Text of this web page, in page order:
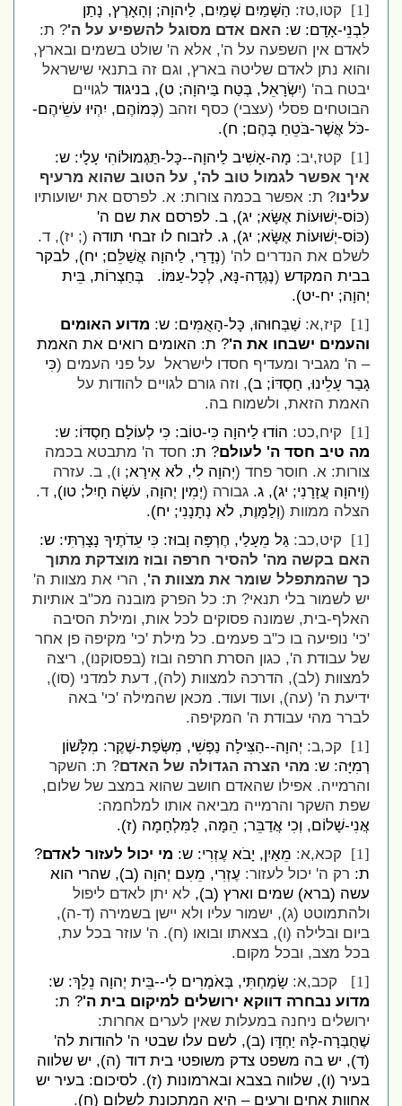
[1] קטו,טז:הַשָּׁמַיִם שָׁמַיִם, לַיהוָה; וְהָאָרֶץ, נָתַן
לִבְנֵי-אָדָם: ש:האם אדם מסוגל להשפיע על ה' ? ת:
לאדם אין השפעה על ה', אלא ה' שולט בשמים ובארץ,
והוא נתן לאדם שליטה בארץ, וגם זה בתנאי שישראל
יבטח בה' (יִשְׂרָאֵל, בְּטַח בַּיהוָה; ט), בניגודלגויים
הבוטחים פסלי (עצבי) כסף וזהב (כְּמוֹהֶם, יִהְיוּ עֹשֵׂיהֶם-
-כֹּל אֲשֶׁר-בֹּטֵחַ בָּהֶם; ח).
[1] קטז,יב:מָה-אָשִׁיב לַיהוָה--כָּל-תַּגְמוּלוֹהִי עָלָי: ש:
איך אפשר לגמול טוב לה', על הטוב שהוא מרעיף
עלינו? ת: אפשר בכמה צורות: א. לפרסם את ישועותיו
כּוֹס-יְשׁוּעוֹת אֶשָּׂא; יג), ב. לפרסם את שם ה'
(כּוֹס-יְשׁוּעוֹת אֶשָּׂא; יג), ג. לזבוח לו זבחי תודה(; יז), ד.
לשלם את הנדרים לה' (נְדָרַי, לַיהוָה אֲשַׁלֵּם; יח), לבקר
בבית המקדש(נֶגְדָה-נָּא, לְכָל-עַמּוֹ.
בְּחַצְרוֹת, בֵּית
יְהוָה; יח-יט).
[1] קיז,א:שַׁבְּחוּהוּ, כָּל-הָאֻמִּים: ש:מדוע האומים
והעמים ישבחו את ה' ? ת: האומים רואים את האמת
– ה' מגביר ומעדיף חסדו לישראל על פני העמים (כִּי
גָבַר עָלֵינוּ, חַסְדּוֹ; ב), וזה גורם לגויים להודות על
האמת הזאת, ולשמוח בה.
[1] קיח,כט:הוֹדוּ לַיהוָה כִּי-טוֹב: כִּי לְעוֹלָם חַסְדּוֹ: ש:
מה טיב חסד ה' לעולם? ת:חסד ה' מתבטא בכמה
צורות: א. חוסר פחד (יְהוָה לִי, לֹא אִירָא;ו), ב. עזרה
וַיהוָה עֲזָרָנִי; יג), ג.גבורה (יְמִין יְהוָה, עֹשָׂה חָיִל; טו),ד.
הצלה ממוות (וְלַמָּוֶת, לֹא נְתָנָנִי; יח).
[1] קיט,כב:גַּל מֵעָלַי, חֶרְפָּה וָבוּז: כִּי עֵדֹתֶיךָ נָצָרְתִּי: ש:
האם בקשה מה' להסיר חרפה ובוז מוצדקת מתוך
כך שהמתפלל שומר את מצוות ה' , הרי את מצוות ה'
יש לשמור בלי תנאי? ת: כל הפרק מובנה מכ"ב אותיות
האלף-בית, שמונה פסוקים לכל אות, ומילת הסיבה
'כי' נופיעה בו כ"ב פעמים. כל מילת 'כי' מקיפה פן אחר
של עבודת ה', כגון הסרת חרפה ובוז (בפסוקנו), ריצה
למצוות (לב), הדרכה למצוות (לה), דעת למדני (סו),
ידיעת ה' (עה), ועוד ועוד. מכאן שהמילה 'כי' באה
לברר מהי עבודת ה' המקיפה.
[1] קכ,ב: יְהוָה--הַצִּילָה נַפְשִׁי, מִשְּׂפַת-שֶׁקֶר: מִלָּשׁוֹן
רְמִיָּה: ש:מהי הצרה הגדולה של האדם? ת: השקר
והרמייה. אפילו שהאדם חושב שהוא במצב של שלום,
שפת השקר והרמייה מביאה אותו למלחמה:
אֲנִי-שָׁלוֹם, וְכִי אֲדַבֵּר; הֵמָּה, לַמִּלְחָמָה (ז).
[1] קכא,א:מֵאַיִן, יָבֹא עֶזְרִי: ש:מי יכול לעזור לאדם?
ת:רק ה' יכול לעזור:עֶזְרִי, מֵעִם יְהוָה (ב), שהרי הוא
עשה (ברא) שמים וארץ (ב),לא יתן לאדם ליפול
ולהתמוטט (ג), ישמור עליו ולא יישן בשמירה (ד-ה),
ביום ובלילה (ו), בצאתו ובואו (ח). ה' עוזר בכל עת,
בכל מצב, ובכל מקום.
[1] קכב,א:שָׂמַחְתִּי, בְּאֹמְרִים לִי--בֵּית יְהוָה נֵלֵךְ: ש:
מדוע נבחרה דווקא ירושלים למיקום בית ה' ? ת:
ירושלים ניחנה במעלות שאין לערים אחרות:
שֶׁחֻבְּרָה-לָּהּ יַחְדָּו (ב), לשם עלו שבטי ה' להודות לה'
(ד), יש בה משפט צדק משופטי בית דוד (ה), יש שלווה
בעיר (ו), שלווה בצבא ובארמונות (ז). לסיכום: בעיר יש
אחוות אחים ורעים – היא המתכונת לשלום (ח).